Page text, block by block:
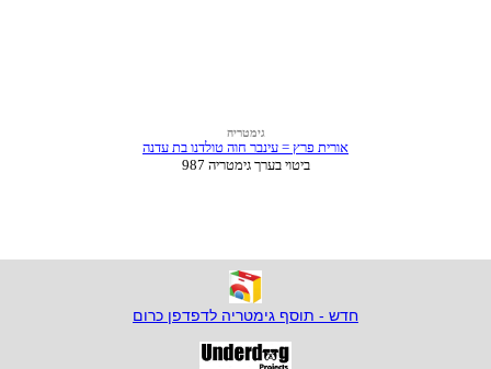
חדש - תוסף גימטריה לדפדפן כרום